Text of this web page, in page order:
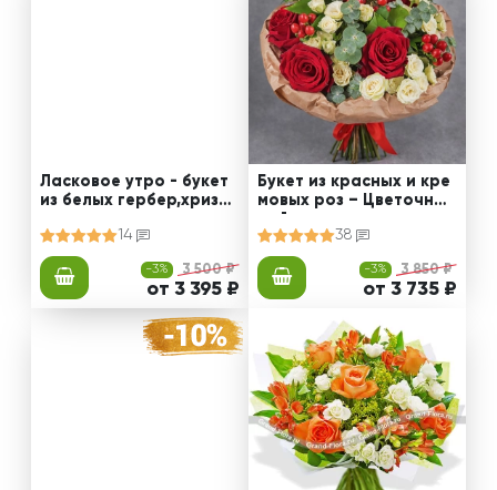
Ласковое утро - букет
из белых гербер,хризан
14
-3% 3 500 ₽
от 3 395 ₽
Букет из красных и кре
мовых роз – Цветочный
38
-3% 3 850 ₽
от 3 735 ₽